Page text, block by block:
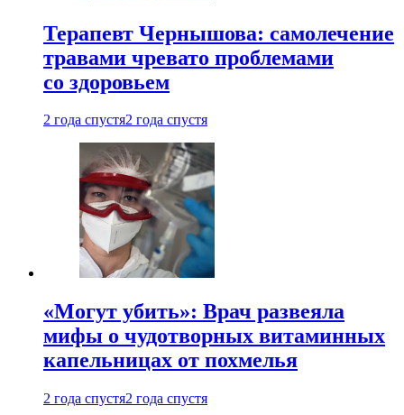
Терапевт Чернышова: самолечение
травами чревато проблемами
со здоровьем
2 года спустя2 года спустя
«Могут убить»: Врач развеяла
мифы о чудотворных витаминных
капельницах от похмелья
2 года спустя2 года спустя